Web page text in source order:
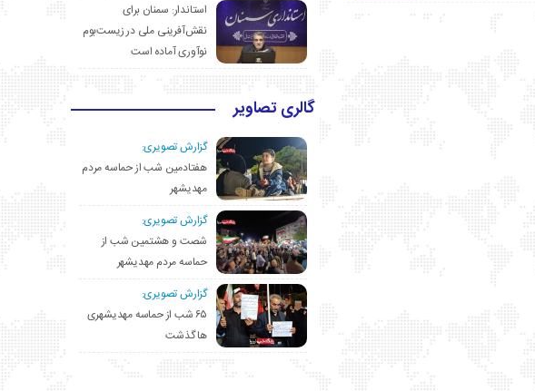
استاندار: سمنان برای
نقش‌آفرینی ملی در زیست‌بوم
نوآوری آماده است
گالری تصاویر
گزارش تصویری:
هفتادمین شب از حماسه مردم
مهدیشهر
گزارش تصویری:
شصت و هشتمین شب از
حماسه مردم مهدیشهر
گزارش تصویری:
۶۵ شب از حماسه مهدیشهری
ها گذشت